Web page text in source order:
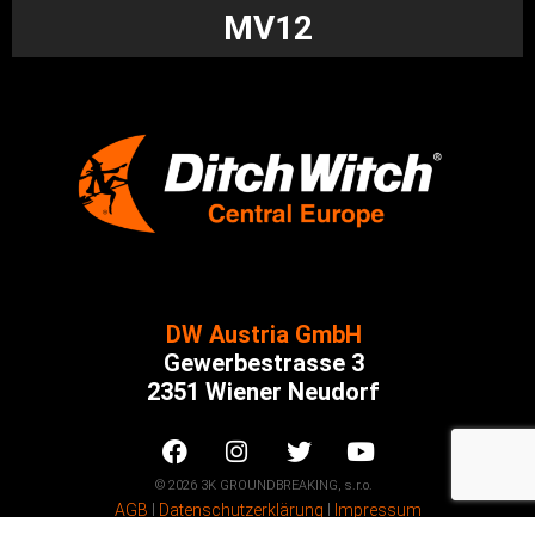
MV12
DW Austria GmbH
Gewerbestrasse 3
2351 Wiener Neudorf
© 2026 3K GROUNDBREAKING, s.r.o.
AGB Datenschutzerklärung Impressum